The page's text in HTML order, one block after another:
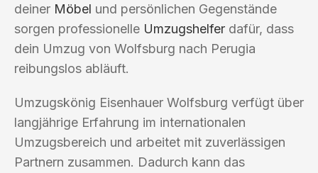
deiner Möbel und persönlichen Gegenstände
sorgen professionelle Umzugshelfer dafür, dass
dein Umzug von Wolfsburg nach Perugia
reibungslos abläuft.
Umzugskönig Eisenhauer Wolfsburg verfügt über
langjährige Erfahrung im internationalen
Umzugsbereich und arbeitet mit zuverlässigen
Partnern zusammen. Dadurch kann das